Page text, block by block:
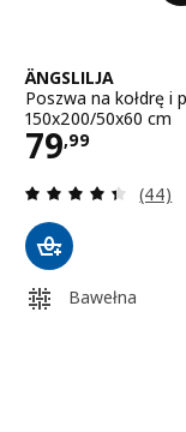
liczba
ÄNGSLILJA
Poszwa na kołdrę i
150x200/50x60 cm
79,99
Cena
(44)
Bawełna